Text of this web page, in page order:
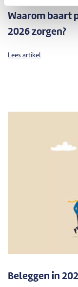
Waarom baart
2026 zorgen?
Lees artikel
Beleggen in